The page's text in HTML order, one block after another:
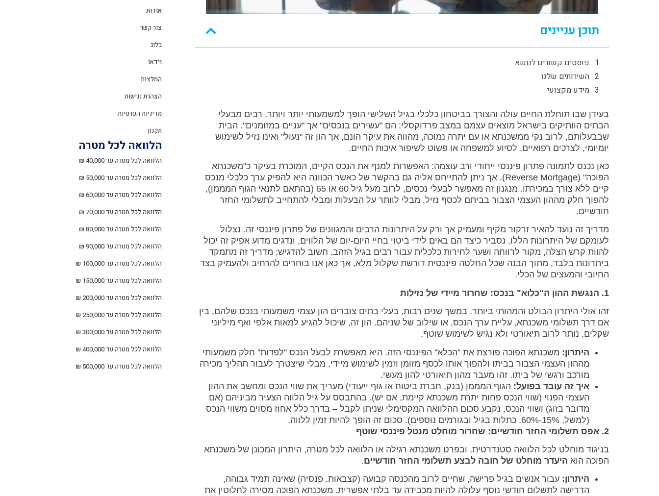
תוכן עניינים
פוסטים קשורים לנושא:
השירותים שלנו
מידע מקצועי
בעידן שבו תוחלת החיים עולה והצורך בביטחון כלכלי בגיל השלישי הופך למשמעותי יותר ויותר, רבים מבעלי
הבתים הוותיקים בישראל מוצאים עצמם במצב פרדוקסלי: הם "עשירים בנכסים" אך "עניים במזומנים". הבית
שבבעלותם, לרוב נקי ממשכנתא או עם יתרה נמוכה, מהווה את עיקר הונם, אך הון זה "נעול" ואינו נזיל לשימוש
יומיומי, לצרכים רפואיים, לסיוע למשפחה או פשוט לשיפור איכות החיים.
כאן נכנס לתמונה פתרון פיננסי ייחודי ורב עוצמה: האפשרות למנף את הנכס הקיים, המוכרת בעיקר כ"משכנתא
הפוכה" (Reverse Mortgage), אך ניתן להתייחס אליה גם בהקשר של כאשר הכוונה היא להפיק ערך כלכלי מנכס
קיים ללא צורך במכירתו. מנגנון זה מאפשר לבעלי נכסים, לרוב מעל גיל 60 או 65 (בהתאם לתנאי הגוף המממן),
להפוך חלק מההון העצמי הצבור בביתם לכסף נזיל, מבלי לוותר על הבעלות ומבלי להתחייב לתשלומי החזר
חודשיים.
מדריך זה נועד להאיר זרקור מקיף ומעמיק אך ורק על היתרונות הרבים והמגוונים של פתרון פיננסי זה. נצלול
לעומקם של היתרונות הללו, נסביר כיצד הם באים לידי ביטוי בחיי היום-יום של הלווים, ונדגים מדוע אפיק זה יכול
להוות קרש הצלה, מקור לרווחה ושער לחירות כלכלית עבור רבים בגיל הזהב. חשוב להדגיש: מדריך זה מתמקד
ביתרונות בלבד, מתוך הבנה שכל החלטה פיננסית דורשת שקלול מלא, אך כאן אנו בוחרים להרחיב ולהעמיק בצד
החיובי והמעצים של הכלי.
1. הנגשת ההון ה"כלוא" בנכס: שחרור מיידי של נזילות
זהו אולי היתרון הבולט והמהותי ביותר. במשך שנים רבות, בעלי בתים צוברים הון עצמי משמעותי בנכס שלהם, בין
אם דרך תשלומי משכנתא, עליית ערך הנכס, או שילוב של שניהם. הון זה, שיכול להגיע למאות אלפי ואף מיליוני
שקלים, נותר לרוב תיאורטי ולא נגיש לשימוש שוטף.
היתרון: משכנתא הפוכה פורצת את "הכלא" הפיננסי הזה. היא מאפשרת לבעל הנכס "לפדות" חלק משמעותי
מההון העצמי הצבור בביתו ולהפוך אותו לכסף מזומן וזמין לשימוש מיידי, מבלי שיצטרך לעבור תהליך מכירה
מורכב ורגשי של ביתו. זהו מעבר מהון תיאורטי להון מעשי.
איך זה עובד בפועל: הגוף המממן (בנק, חברת ביטוח או גוף ייעודי) מעריך את שווי הנכס ומחשב את ההון
העצמי הפנוי (שווי הנכס פחות יתרת משכנתא קיימת, אם יש). בהתבסס על גיל הלווה הצעיר מביניהם (אם
מדובר בזוג) ושווי הנכס, נקבע סכום ההלוואה המקסימלי שניתן לקבל – בדרך כלל אחוז מסוים משווי הנכס
(למשל, 15%-60%, כתלות בגיל ובגורמים נוספים). סכום זה הופך להיות זמין ללווה.
2. אפס תשלומי החזר חודשיים: שחרור מוחלט מנטל פיננסי שוטף
בניגוד מוחלט לכל הלוואה סטנדרטית, ובפרט משכנתא רגילה או הלוואה לכל מטרה, היתרון המכונן של משכנתא
הפוכה הוא היעדר מוחלט של חובה לבצע תשלומי החזר חודשיים.
היתרון: עבור אנשים בגיל פרישה, שחיים לרוב מהכנסה קבועה (קצבאות, פנסיה) שאינה תמיד גבוהה,
הדרישה לתשלום חודשי נוסף עלולה להיות מכבידה עד בלתי אפשרית. משכנתא הפוכה מסירה לחלוטין את
אודות
צור קשר
בלוג
וידאו
המלצות
הצהרת נגישות
מדיניות הפרטיות
תקנון
הלוואה לכל מטרה
הלוואה לכל מטרה עד 40,000 ₪
הלוואה לכל מטרה עד 50,000 ₪
הלוואה לכל מטרה עד 60,000 ₪
הלוואה לכל מטרה עד 70,000 ₪
הלוואה לכל מטרה עד 80,000 ₪
הלוואה לכל מטרה עד 90,000 ₪
הלוואה לכל מטרה עד 100,000 ₪
הלוואה לכל מטרה עד 150,000 ₪
הלוואה לכל מטרה עד 200,000 ₪
הלוואה לכל מטרה עד 250,000 ₪
הלוואה לכל מטרה עד 300,000 ₪
הלוואה לכל מטרה עד 400,000 ₪
הלוואה לכל מטרה עד 500,000 ₪